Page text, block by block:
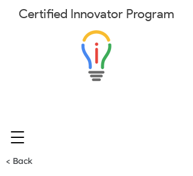
Certified Innovator Program
< Back